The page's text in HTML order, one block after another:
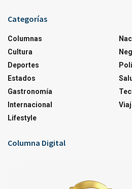
Categorías
Columnas
Cultura
Deportes
Estados
Gastronomía
Internacional
Lifestyle
Columna Digital